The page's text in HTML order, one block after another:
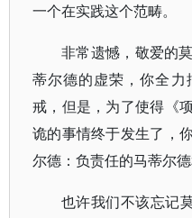
一个在实践这个范畴。
非常遗憾，敬爱的
蒂尔德的虚荣，你全
戒，但是，为了使得《
诡的事情终于发生了，
尔德：负责任的马蒂尔
也许我们不该忘记